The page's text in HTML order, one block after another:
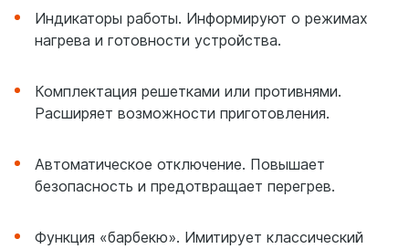
Индикаторы работы. Информируют о режимах
нагрева и готовности устройства.
Комплектация решетками или противнями.
Расширяет возможности приготовления.
Автоматическое отключение. Повышает
безопасность и предотвращает перегрев.
Функция «барбекю». Имитирует классический